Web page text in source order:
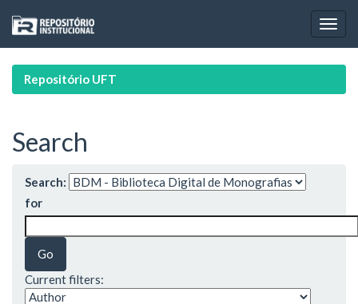
navigation
Repositório UFT
Search
Search:
for
Current filters: